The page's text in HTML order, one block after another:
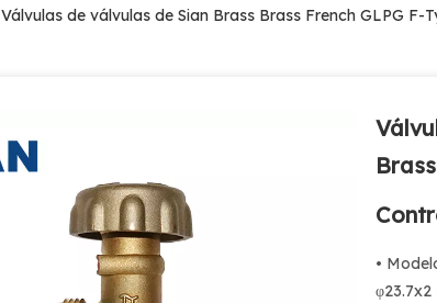
Válvulas de válvulas de Sian Brass Brass French GLPG F-
•
φ23.7x2